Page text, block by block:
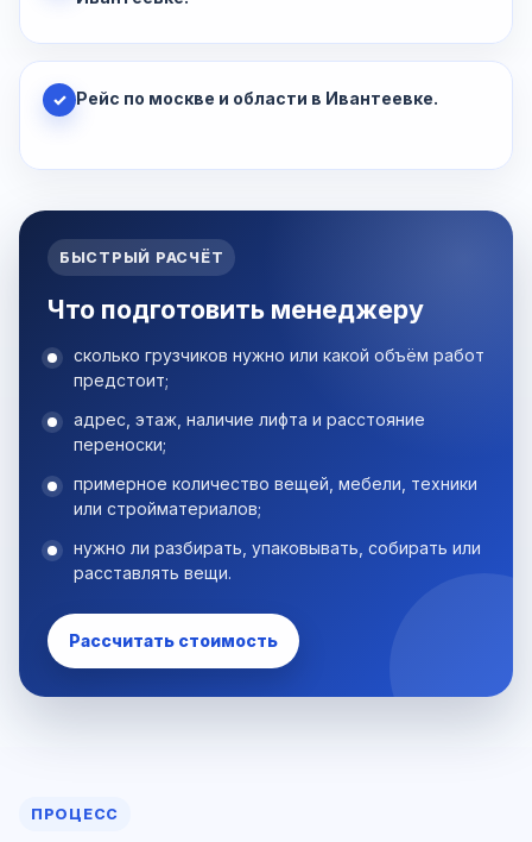
✓ Рейс по москве и области в Ивантеевке.
БЫСТРЫЙ РАСЧЁТ
Что подготовить менеджеру
сколько грузчиков нужно или какой объём работ
предстоит;
адрес, этаж, наличие лифта и расстояние
переноски;
примерное количество вещей, мебели, техники
или стройматериалов;
нужно ли разбирать, упаковывать, собирать или
расставлять вещи.
Рассчитать стоимость
ПРОЦЕСС